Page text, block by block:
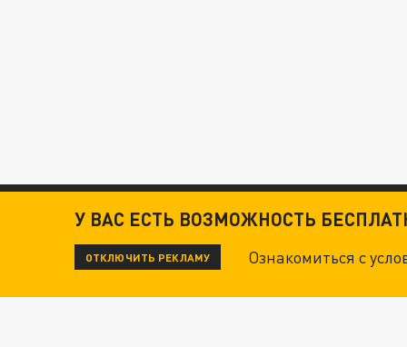
У ВАС ЕСТЬ ВОЗМОЖНОСТЬ
ОТКЛЮЧИТЬ РЕКЛАМУ Ознакомиться с